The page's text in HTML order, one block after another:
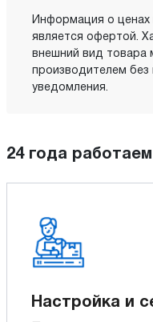
Информация о ценах
является офертой.
внешний вид товара
производителем без
уведомления.
24 года
Настройка и